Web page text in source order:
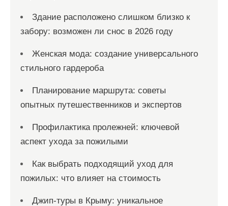
Здание расположено слишком близко к
забору: возможен ли снос в 2026 году
Женская мода: создание универсального
стильного гардероба
Планирование маршрута: советы
опытных путешественников и экспертов
Профилактика пролежней: ключевой
аспект ухода за пожилыми
Как выбрать подходящий уход для
пожилых: что влияет на стоимость
Джип-туры в Крыму: уникальное